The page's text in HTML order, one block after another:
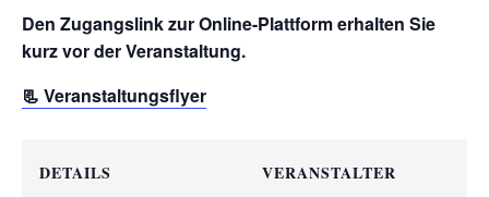
Den Zugangslink zur Online-Plattform erhalten Sie
kurz vor der Veranstaltung.
📃 Veranstaltungsflyer
DETAILS VERANSTALTER